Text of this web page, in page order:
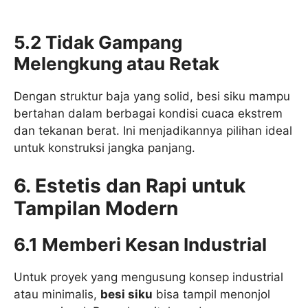
5.2 Tidak Gampang
Melengkung atau Retak
Dengan struktur baja yang solid, besi siku mampu
bertahan dalam berbagai kondisi cuaca ekstrem
dan tekanan berat. Ini menjadikannya pilihan ideal
untuk konstruksi jangka panjang.
6. Estetis dan Rapi untuk
Tampilan Modern
6.1 Memberi Kesan Industrial
Untuk proyek yang mengusung konsep industrial
atau minimalis, besi siku bisa tampil menonjol